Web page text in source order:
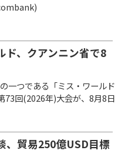
ド、クアンニン省で8
一つである「ミス・ワールド
回(2026年)大会が、8月8日
、貿易250億USD目標